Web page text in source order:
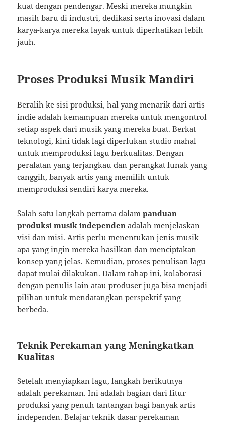
kuat dengan pendengar. Meski mereka mungkin
masih baru di industri, dedikasi serta inovasi dalam
karya-karya mereka layak untuk diperhatikan lebih
jauh.
Proses Produksi Musik Mandiri
Beralih ke sisi produksi, hal yang menarik dari artis
indie adalah kemampuan mereka untuk mengontrol
setiap aspek dari musik yang mereka buat. Berkat
teknologi, kini tidak lagi diperlukan studio mahal
untuk memproduksi lagu berkualitas. Dengan
peralatan yang terjangkau dan perangkat lunak yang
canggih, banyak artis yang memilih untuk
memproduksi sendiri karya mereka.
Salah satu langkah pertama dalampanduan
produksi musik independen adalah menjelaskan
visi dan misi. Artis perlu menentukan jenis musik
apa yang ingin mereka hasilkan dan menciptakan
konsep yang jelas. Kemudian, proses penulisan lagu
dapat mulai dilakukan. Dalam tahap ini, kolaborasi
dengan penulis lain atau produser juga bisa menjadi
pilihan untuk mendatangkan perspektif yang
berbeda.
Teknik Perekaman yang Meningkatkan
Kualitas
Setelah menyiapkan lagu, langkah berikutnya
adalah perekaman. Ini adalah bagian dari fitur
produksi yang penuh tantangan bagi banyak artis
independen. Belajar teknik dasar perekaman